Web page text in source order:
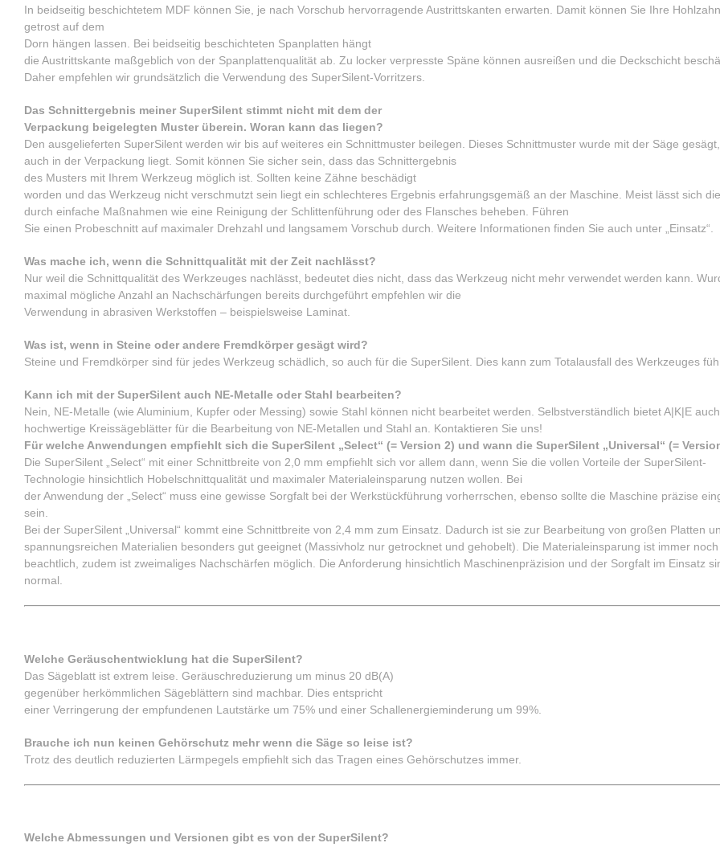
In beidseitig beschichtetem MDF können Sie, je nach Vorschub hervorragende Austrittskanten erwarten. Damit können Sie Ihre
getrost auf dem
Dorn hängen lassen. Bei beidseitig beschichteten Spanplatten hängt
die Austrittskante maßgeblich von der Spanplattenqualität ab. Zu locker verpresste Späne können ausreißen und die Deckschicht
Daher empfehlen wir grundsätzlich die Verwendung des SuperSilent-Vorritzers.
Das Schnittergebnis meiner SuperSilent stimmt nicht mit dem der
Verpackung beigelegten Muster überein. Woran kann das liegen?
Den ausgelieferten SuperSilent werden wir bis auf weiteres ein Schnittmuster beilegen. Dieses Schnittmuster wurde mit der Säge
auch in der Verpackung liegt. Somit können Sie sicher sein, dass das Schnittergebnis
des Musters mit Ihrem Werkzeug möglich ist. Sollten keine Zähne beschädigt
worden und das Werkzeug nicht verschmutzt sein liegt ein schlechteres Ergebnis erfahrungsgemäß an der Maschine. Meist lässt sich
durch einfache Maßnahmen wie eine Reinigung der Schlittenführung oder des Flansches beheben. Führen
Sie einen Probeschnitt auf maximaler Drehzahl und langsamem Vorschub durch. Weitere Informationen finden Sie auch unter „Einsatz“.
Was mache ich, wenn die Schnittqualität mit der Zeit nachlässt?
Nur weil die Schnittqualität des Werkzeuges nachlässt, bedeutet dies nicht, dass das Werkzeug nicht mehr verwendet werden kann.
maximal mögliche Anzahl an Nachschärfungen bereits durchgeführt empfehlen wir die
Verwendung in abrasiven Werkstoffen – beispielsweise Laminat.
Was ist, wenn in Steine oder andere Fremdkörper gesägt wird?
Steine und Fremdkörper sind für jedes Werkzeug schädlich, so auch für die SuperSilent. Dies kann zum Totalausfall des Werkzeuges
Kann ich mit der SuperSilent auch NE-Metalle oder Stahl bearbeiten?
Nein, NE-Metalle (wie Aluminium, Kupfer oder Messing) sowie Stahl können nicht bearbeitet werden. Selbstverständlich bietet A|K|E auch
hochwertige Kreissägeblätter für die Bearbeitung von NE-Metallen und Stahl an. Kontaktieren Sie uns!
Für welche Anwendungen empfiehlt sich die SuperSilent „Select“ (= Version 2) und wann die SuperSilent „Universal“ (=
Die SuperSilent „Select“ mit einer Schnittbreite von 2,0 mm empfiehlt sich vor allem dann, wenn Sie die vollen Vorteile der SuperSilent-
Technologie hinsichtlich Hobelschnittqualität und maximaler Materialeinsparung nutzen wollen. Bei
der Anwendung der „Select“ muss eine gewisse Sorgfalt bei der Werkstückführung vorherrschen, ebenso sollte die Maschine präzise
sein.
Bei der SuperSilent „Universal“ kommt eine Schnittbreite von 2,4 mm zum Einsatz. Dadurch ist sie zur Bearbeitung von großen Platten
spannungsreichen Materialien besonders gut geeignet (Massivholz nur getrocknet und gehobelt). Die Materialeinsparung ist immer noch
beachtlich, zudem ist zweimaliges Nachschärfen möglich. Die Anforderung hinsichtlich Maschinenpräzision und der Sorgfalt im Einsatz
normal.
Welche Geräuschentwicklung hat die SuperSilent?
Das Sägeblatt ist extrem leise. Geräuschreduzierung um minus 20 dB(A)
gegenüber herkömmlichen Sägeblättern sind machbar. Dies entspricht
einer Verringerung der empfundenen Lautstärke um 75% und einer Schallenergieminderung um 99%.
Brauche ich nun keinen Gehörschutz mehr wenn die Säge so leise ist?
Trotz des deutlich reduzierten Lärmpegels empfiehlt sich das Tragen eines Gehörschutzes immer.
Welche Abmessungen und Versionen gibt es von der SuperSilent?